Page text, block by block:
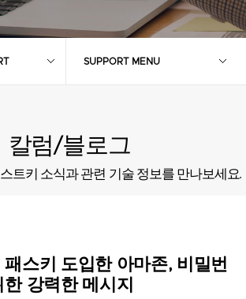
SUPPORT MENU
칼럼/블로그
트키 소식과 관련 기술 정보를 만나보세요.
패스키 도입한 아마존, 비밀번
강력한 메시지